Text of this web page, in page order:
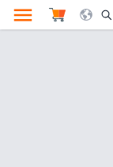
Search Opener Icon